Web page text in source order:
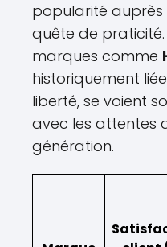
popularité auprès
quête de
marques comme
historiquement
liberté, se voient
avec les attentes
génération.